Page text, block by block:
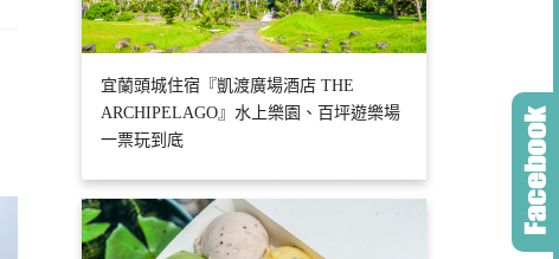
宜蘭頭城住宿『凱渡廣場酒店 THE
ARCHIPELAGO』水上樂園、百坪遊樂場
一票玩到底